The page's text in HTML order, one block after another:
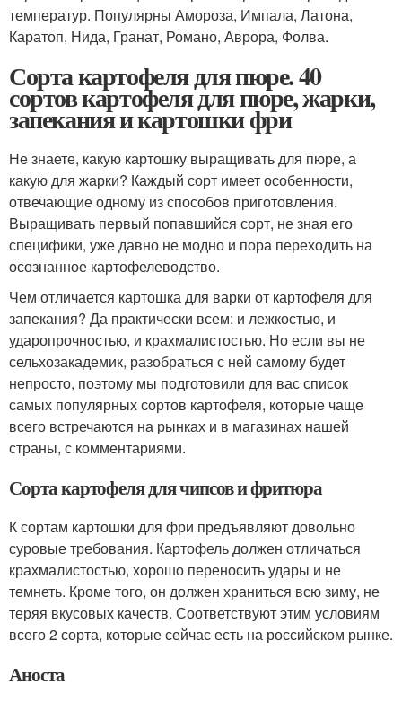
температур. Популярны Амороза, Импала, Латона,
Каратоп, Нида, Гранат, Романо, Аврора, Фолва.
Сорта картофеля для пюре. 40
сортов картофеля для пюре, жарки,
запекания и картошки фри
Не знаете, какую картошку выращивать для пюре, а
какую для жарки? Каждый сорт имеет особенности,
отвечающие одному из способов приготовления.
Выращивать первый попавшийся сорт, не зная его
специфики, уже давно не модно и пора переходить на
осознанное картофелеводство.
Чем отличается картошка для варки от картофеля для
запекания? Да практически всем: и лежкостью, и
ударопрочностью, и крахмалистостью. Но если вы не
сельхозакадемик, разобраться с ней самому будет
непросто, поэтому мы подготовили для вас список
самых популярных сортов картофеля, которые чаще
всего встречаются на рынках и в магазинах нашей
страны, с комментариями.
Сорта картофеля для чипсов и фритюра
К сортам картошки для фри предъявляют довольно
суровые требования. Картофель должен отличаться
крахмалистостью, хорошо переносить удары и не
темнеть. Кроме того, он должен храниться всю зиму, не
теряя вкусовых качеств. Соответствуют этим условиям
всего 2 сорта, которые сейчас есть на российском рынке.
Аноста